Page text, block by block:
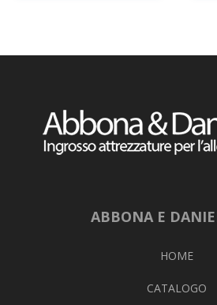
ABBONA E
HOME
CATALOGO